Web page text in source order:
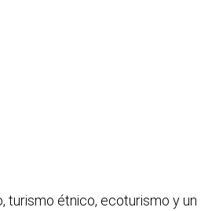
turismo étnico, ecoturismo y un